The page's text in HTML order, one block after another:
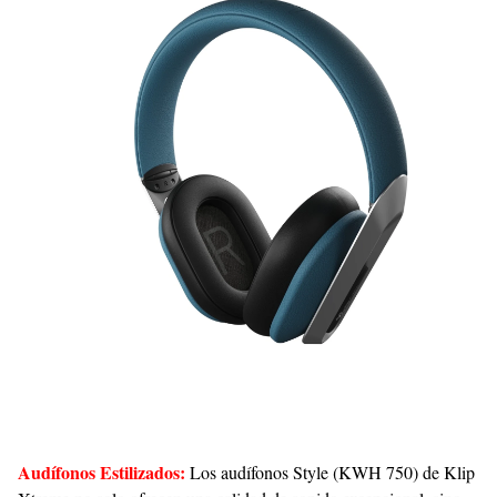
Audífonos Estilizados: Los audífonos Style (KWH 750) de Klip